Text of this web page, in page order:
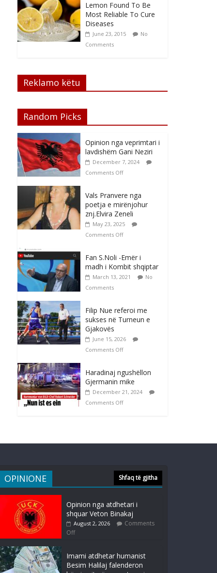
Lemon Found To Be
Most Reliable To Cure
Diseases
June 23, 2015
No
Comments
Reklamo këtu
Random Picks
Opinion nga veprimtari i
lavdishëm Gani Neziri
December 7, 2024
Comments Off
Vals Pranvere nga
poetja e mirënjohur
znj.Elvira Zeneli
May 23, 2025
Comments Off
Fan S.Noli -Emër i
madh i Kombit shqiptar
March 13, 2021
No
Comments
Filip Nue referoi me
sukses në Turneun e
Gjakovës
June 15, 2026
Comments Off
Haradinaj ngushëllon
Gjermanin mike
December 21, 2024
Comments Off
OPINIONE Shfaq të gjitha
Opinion nga atdhetari i
shquar Veton Binakaj
August 2, 2026
Comments
Off
Imami atdhetar humanist
Besim Halilaj falenderon